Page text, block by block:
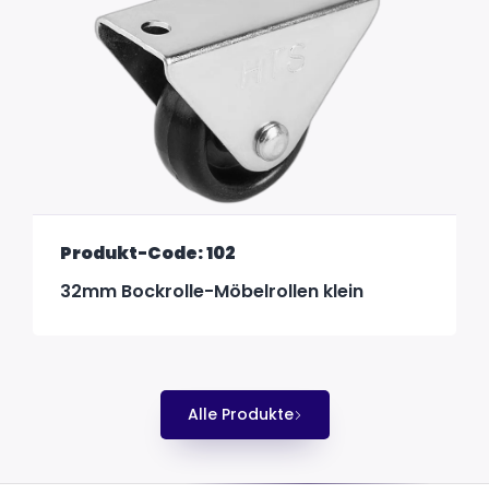
Produkt-Code: 102
32mm Bockrolle-Möbelrollen klein
Alle Produkte